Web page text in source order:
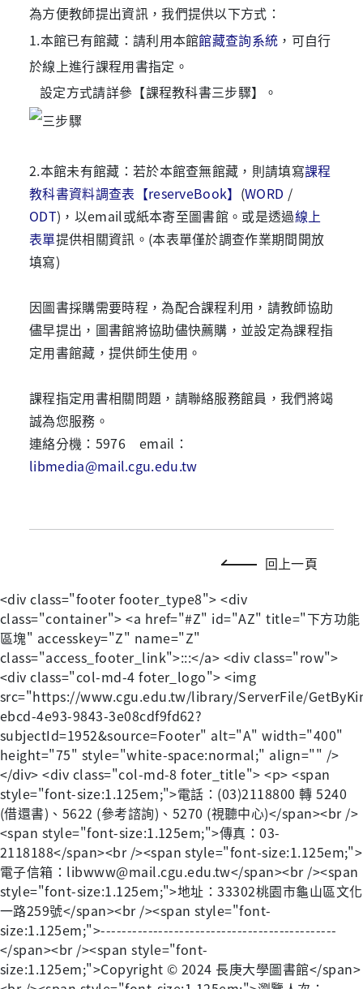
為方便教師提出資訊，我們提供以下方式：
1.本館已有館藏：請利用本館館藏查詢系統 ，可自行
於線上進行課程用書指定。
設定方式請詳參【課程教科書三步驟】。
2.本館未有館藏：若於本館查無館藏，則請填寫課程
教科書資料調查表【reserveBook】 (WORD /
ODT)，以email或紙本寄至圖書館。 或是透過線上
表單提供相關資訊。(本表單僅於調查作業期間開放
填寫)
因圖書採購需要時程，為配合課程利用，請教師協助
儘早提出，圖書館將協助儘快薦購，並設定為課程指
定用書館藏，提供師生使用。
課程指定用書相關問題，請聯絡服務館員，我們將竭
誠為您服務。
連絡分機：5976 email：
libmedia@mail.cgu.edu.tw
回上一頁
<div class="footer footer_type8"> <div
class="container"> <a href="#Z" id="AZ" title="下方功能
區塊" accesskey="Z" name="Z"
class="access_footer_link">:::</a> <div class="row">
<div class="col-md-4 foter_logo"> <img
src="https://www.cgu.edu.tw/library/ServerFile/
ebcd-4e93-9843-3e08cdf9fd62?
subjectId=1952&source=Footer" alt="A" width="400"
height="75" style="white-space:normal;" align="" />
</div> <div class="col-md-8 foter_title"> <p> <span
style="font-size:1.125em;">電話：(03)2118800 轉 5240
(借還書)、5622 (參考諮詢)、5270 (視聽中心)</span><br />
<span style="font-size:1.125em;">傳真：03-
2118188</span><br /><span style="font-size:1.125em;">
電子信箱：libwww@mail.cgu.edu.tw</span><br /><span
style="font-size:1.125em;">地址：33302桃園市龜山區文化
一路259號</span><br /><span style="font-
size:1.125em;">---------------------------------------------
</span><br /><span style="font-
size:1.125em;">Copyright © 2024 長庚大學圖書館</span>